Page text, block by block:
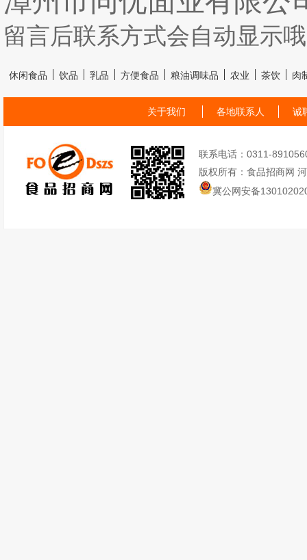
留言后联系方式会自动显示哦
休闲食品 饮品 乳品 方便食品 粮油调味品 农业 茶饮 肉
关于我们 各地联系人 诚
联系电话：0311-
版权所有：食品招商网
冀公网安备